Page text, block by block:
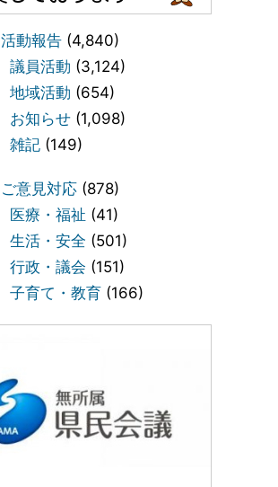
活動報告 (4,840)
議員活動 (3,124)
地域活動 (654)
お知らせ (1,098)
雑記 (149)
ご意見対応 (878)
医療・福祉 (41)
生活・安全 (501)
行政・議会 (151)
子育て・教育 (166)